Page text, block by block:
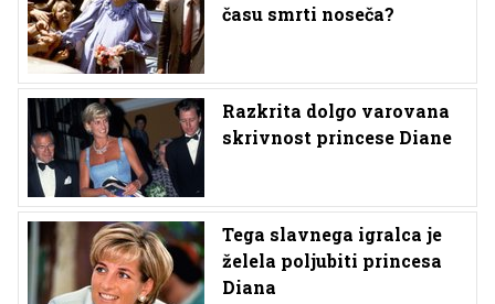
času smrti noseča?
Razkrita dolgo varovana
skrivnost princese Diane
Tega slavnega igralca je
želela poljubiti princesa
Diana